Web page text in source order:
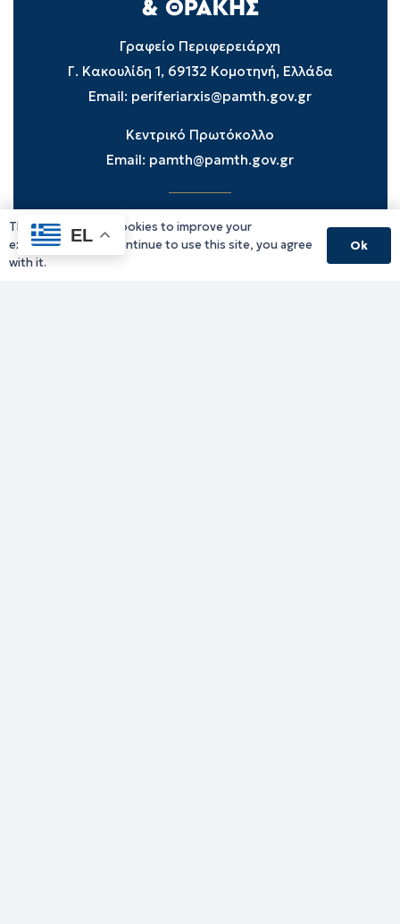
Γραφείο Περιφερειάρχη
Γ. Κακουλίδη 1, 69132 Κομοτηνή, Ελλάδα
Email: periferiarxis@pamth.gov.gr
Κεντρικό Πρωτόκολλο
Email: pamth@pamth.gov.gr
Υπηρεσίες Δράμας
Υπηρεσίες Καβάλας
EL
This website uses cookies to improve your
experience. If you continue to use this site, you agree
with it.
Ok